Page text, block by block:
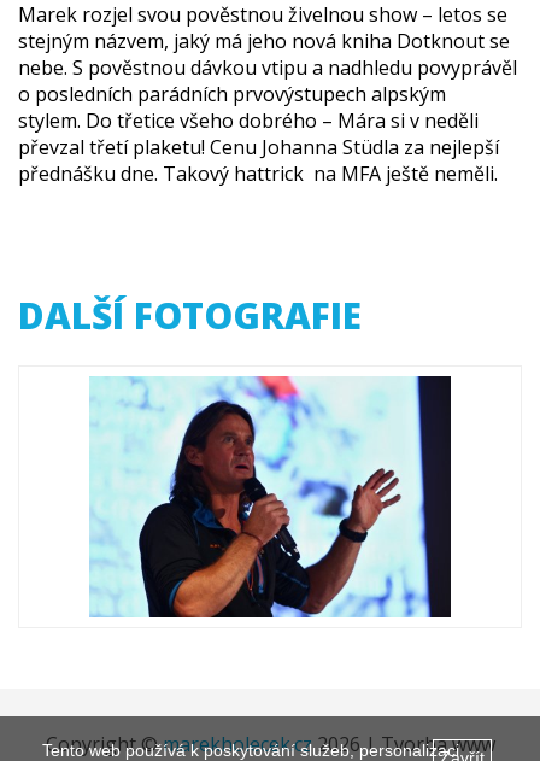
Zavřít
Tento web používá k poskytování služeb, personalizaci
Marek rozjel svou pověstnou živelnou show – letos se
stejným názvem, jaký má jeho nová kniha Dotknout se
nebe. S pověstnou dávkou vtipu a nadhledu povyprávěl
o posledních parádních prvovýstupech alpským
stylem. Do třetice všeho dobrého – Mára si v neděli
převzal třetí plaketu! Cenu Johanna Stüdla za nejlepší
přednášku dne. Takový hattrick na MFA ještě neměli.
DALŠÍ FOTOGRAFIE
Copyright ©marekholecek.cz2026 | Tvorba www